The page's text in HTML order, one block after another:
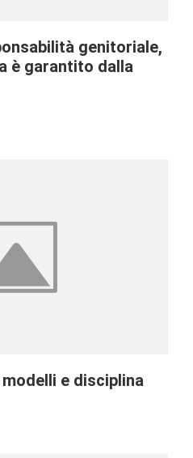
genitoriale,
è garantito dalla
e disciplina